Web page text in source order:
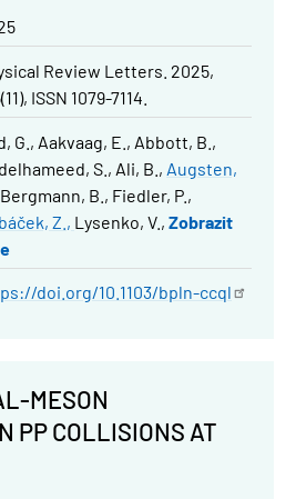
Review Letters. 2025,
ISSN 1079-7114.
G. Aakvaag, E.
Abbott, B.
S.
Ali, B.
Augsten,
Bergmann, B.
Fiedler, P.
Z.
Lysenko, V. Zobrazit
doi.org/10.1103/bpln-ccql
MESON
PP COLLISIONS AT